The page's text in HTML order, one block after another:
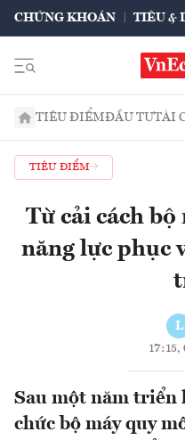
CHỨNG KHOÁN TIÊU &
TIÊU ĐIỂMĐẦU TƯTÀI
TIÊU ĐIỂM
Từ cải cách bộ
năng lực phục
L
Sau một năm triển
chức bộ máy quy